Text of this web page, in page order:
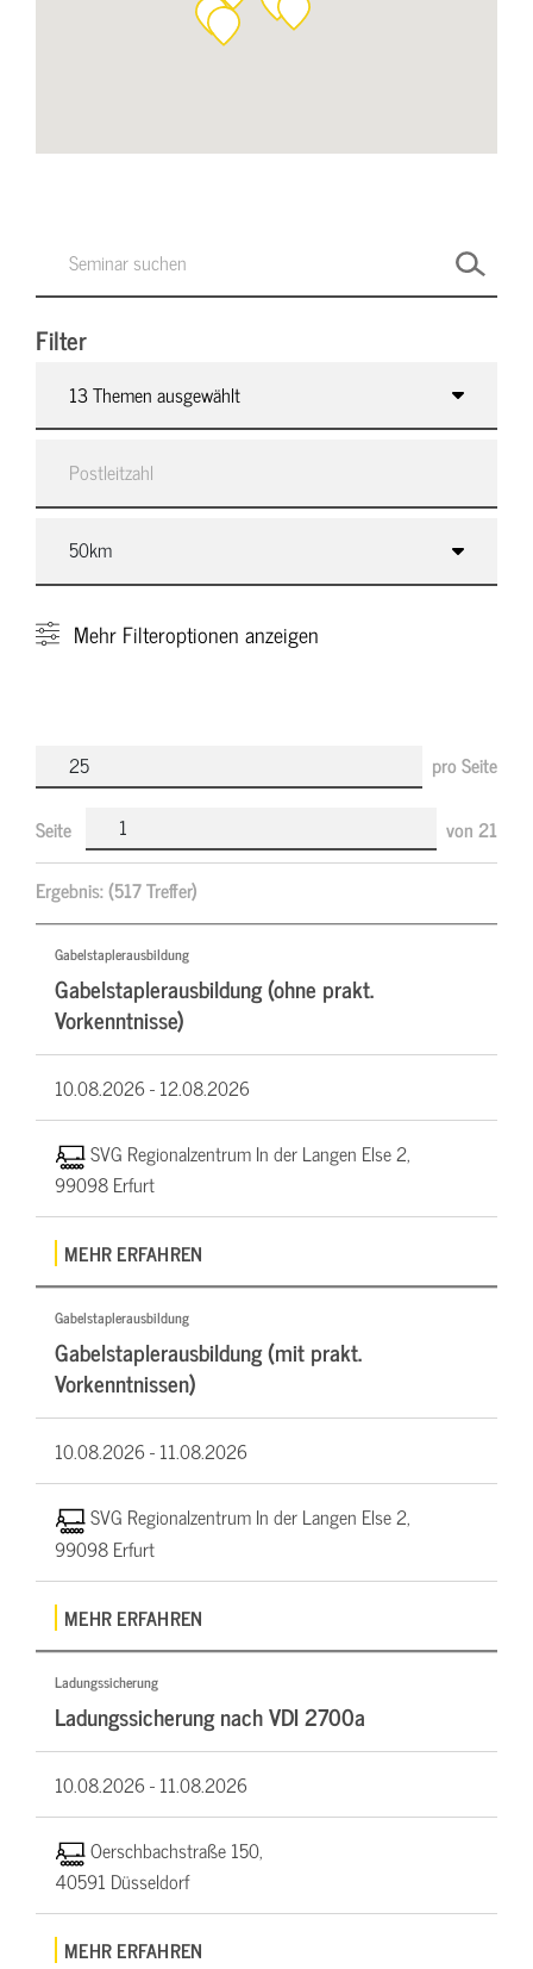
Filter
13 Themen ausgewählt
Mehr Filteroptionen anzeigen
pro Seite
Seite von21
Ergebnis:(517 Treffer)
Gabelstaplerausbildung
Gabelstaplerausbildung (ohne prakt.
Vorkenntnisse)
10.08.2026 -12.08.2026
SVG Regionalzentrum In der Langen Else 2,
99098 Erfurt
MEHR ERFAHREN
Gabelstaplerausbildung
Gabelstaplerausbildung (mit prakt.
Vorkenntnissen)
10.08.2026 -11.08.2026
SVG Regionalzentrum In der Langen Else 2,
99098 Erfurt
MEHR ERFAHREN
Ladungssicherung
Ladungssicherung nach VDI 2700a
10.08.2026 -11.08.2026
Oerschbachstraße 150,
40591 Düsseldorf
MEHR ERFAHREN